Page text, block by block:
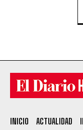
INICIO ACTUALIDAD